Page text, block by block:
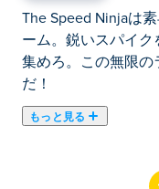
The Speed Ninjaは
ーム。鋭いスパイ
集めろ。この無限の
だ！
もっと見る